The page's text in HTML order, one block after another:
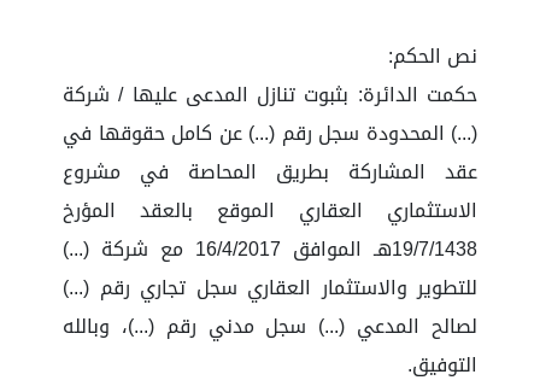
نص الحكم:
حكمت الدائرة: بثبوت تنازل المدعى عليها / شركة
(...) المحدودة سجل رقم (...) عن كامل حقوقها في
عقد المشاركة بطريق المحاصة في مشروع
الاستثماري العقاري الموقع بالعقد المؤرخ
19/7/1438هـ الموافق 16/4/2017 مع شركة (...)
للتطوير والاستثمار العقاري سجل تجاري رقم (...)
لصالح المدعي (...) سجل مدني رقم (...)، وبالله
التوفيق.